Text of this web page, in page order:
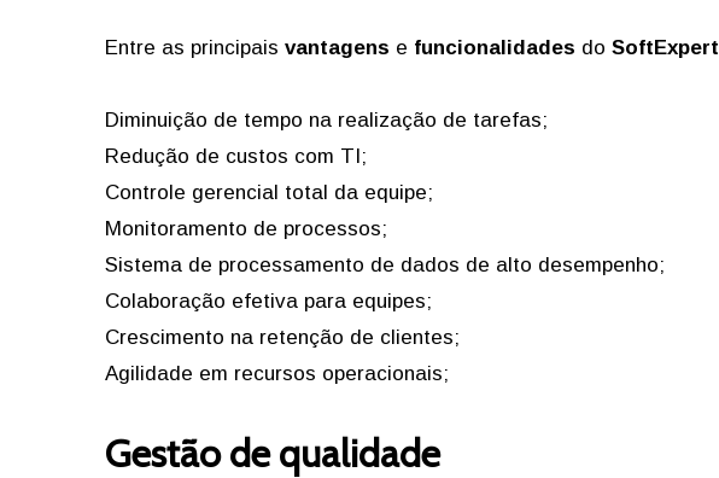
Entre as principais vantagens e funcionalidades do SoftExpert
Diminuição de tempo na realização de tarefas;
Redução de custos com TI;
Controle gerencial total da equipe;
Monitoramento de processos;
Sistema de processamento de dados de alto desempenho;
Colaboração efetiva para equipes;
Crescimento na retenção de clientes;
Agilidade em recursos operacionais;
Gestão de qualidade